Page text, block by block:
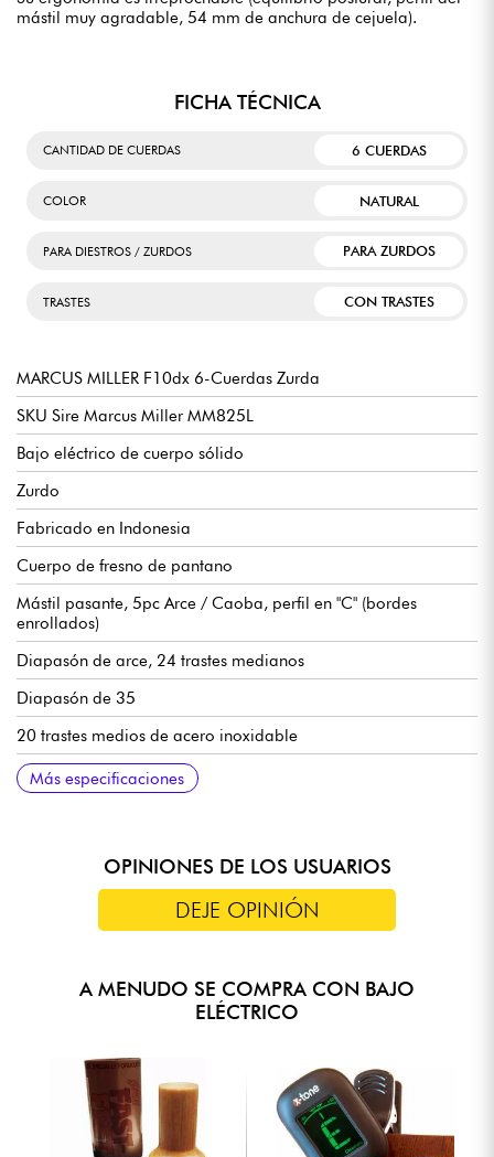
mástil muy agradable, 54 mm de anchura de cejuela).
FICHA TÉCNICA
CANTIDAD DE CUERDAS 6 CUERDAS
COLOR NATURAL
PARA DIESTROS / ZURDOS PARA ZURDOS
TRASTES CON TRASTES
MARCUS MILLER F10dx 6-Cuerdas Zurda
SKU Sire Marcus Miller MM825L
Bajo eléctrico de cuerpo sólido
Zurdo
Fabricado en Indonesia
Cuerpo de fresno de pantano
Mástil pasante, 5pc Arce / Caoba, perfil en "C" (bordes
enrollados)
Diapasón de arce, 24 trastes medianos
Diapasón de 35
20 trastes medios de acero inoxidable
Radio del diapasón 12
Anchura del mástil 1er traste 54 mm
Pastillas Marcus Custom-H Revolution Set
Electrónica Sire Marcus Heritage-3, conmutable activa/pasiva
(18v mediante 2 pilas de 9v)
Volumen
Tono
Mezcla pastillas
Agudos
Medios / Frecuencia (potenciómetros concéntricos)
Graves
Mini selector (para conmutación activo/pasivo)
Puente Sire Marcus Miller Marcus Heavymass Custom
Sire Premium clavijas de afinación
Sillín de hueso
Acabado brillante del cuerpo
Mástil satinado
Se vende con estuche rígido Sire
Más especificaciones
OPINIONES DE LOS USUARIOS
DEJE OPINIÓN
A MENUDO SE COMPRA CON BAJO
ELÉCTRICO